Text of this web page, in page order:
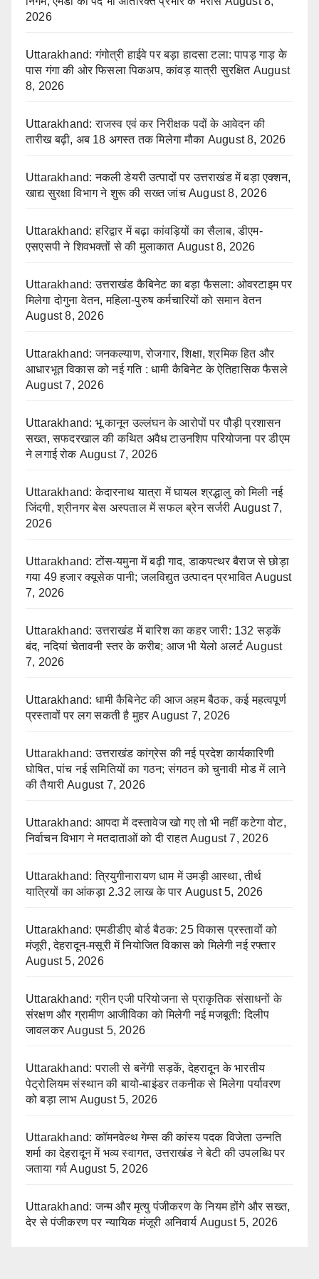
2026
Uttarakhand: गंगोत्री हाईवे पर बड़ा हादसा टला: पापड़ गाड़ के
पास गंगा की ओर फिसला पिकअप, कांवड़ यात्री सुरक्षित August
8, 2026
Uttarakhand: राजस्व एवं कर निरीक्षक पदों के आवेदन की
तारीख बढ़ी, अब 18 अगस्त तक मिलेगा मौका August 8, 2026
Uttarakhand: नकली डेयरी उत्पादों पर उत्तराखंड में बड़ा एक्शन,
खाद्य सुरक्षा विभाग ने शुरू की सख्त जांच August 8, 2026
Uttarakhand: हरिद्वार में बढ़ा कांवड़ियों का सैलाब, डीएम-
एसएसपी ने शिवभक्तों से की मुलाकात August 8, 2026
Uttarakhand: उत्तराखंड कैबिनेट का बड़ा फैसला: ओवरटाइम पर
मिलेगा दोगुना वेतन, महिला-पुरुष कर्मचारियों को समान वेतन
August 8, 2026
Uttarakhand: जनकल्याण, रोजगार, शिक्षा, श्रमिक हित और
आधारभूत विकास को नई गति : धामी कैबिनेट के ऐतिहासिक फैसले
August 7, 2026
Uttarakhand: भू कानून उल्लंघन के आरोपों पर पौड़ी प्रशासन
सख्त, सफदरखाल की कथित अवैध टाउनशिप परियोजना पर डीएम
ने लगाई रोक August 7, 2026
Uttarakhand: केदारनाथ यात्रा में घायल श्रद्धालु को मिली नई
जिंदगी, श्रीनगर बेस अस्पताल में सफल ब्रेन सर्जरी August 7,
2026
Uttarakhand: टोंस-यमुना में बढ़ी गाद, डाकपत्थर बैराज से छोड़ा
गया 49 हजार क्यूसेक पानी; जलविद्युत उत्पादन प्रभावित August
7, 2026
Uttarakhand: उत्तराखंड में बारिश का कहर जारी: 132 सड़कें
बंद, नदियां चेतावनी स्तर के करीब; आज भी येलो अलर्ट August
7, 2026
Uttarakhand: धामी कैबिनेट की आज अहम बैठक, कई महत्वपूर्ण
प्रस्तावों पर लग सकती है मुहर August 7, 2026
Uttarakhand: उत्तराखंड कांग्रेस की नई प्रदेश कार्यकारिणी
घोषित, पांच नई समितियों का गठन; संगठन को चुनावी मोड में लाने
की तैयारी August 7, 2026
Uttarakhand: आपदा में दस्तावेज खो गए तो भी नहीं कटेगा वोट,
निर्वाचन विभाग ने मतदाताओं को दी राहत August 7, 2026
Uttarakhand: त्रियुगीनारायण धाम में उमड़ी आस्था, तीर्थ
यात्रियों का आंकड़ा 2.32 लाख के पार August 5, 2026
Uttarakhand: एमडीडीए बोर्ड बैठक: 25 विकास प्रस्तावों को
मंजूरी, देहरादून-मसूरी में नियोजित विकास को मिलेगी नई रफ्तार
August 5, 2026
Uttarakhand: ग्रीन एजी परियोजना से प्राकृतिक संसाधनों के
संरक्षण और ग्रामीण आजीविका को मिलेगी नई मजबूती: दिलीप
जावलकर August 5, 2026
Uttarakhand: पराली से बनेंगी सड़कें, देहरादून के भारतीय
पेट्रोलियम संस्थान की बायो-बाइंडर तकनीक से मिलेगा पर्यावरण
को बड़ा लाभ August 5, 2026
Uttarakhand: कॉमनवेल्थ गेम्स की कांस्य पदक विजेता उन्नति
शर्मा का देहरादून में भव्य स्वागत, उत्तराखंड ने बेटी की उपलब्धि पर
जताया गर्व August 5, 2026
Uttarakhand: जन्म और मृत्यु पंजीकरण के नियम होंगे और सख्त,
देर से पंजीकरण पर न्यायिक मंजूरी अनिवार्य August 5, 2026